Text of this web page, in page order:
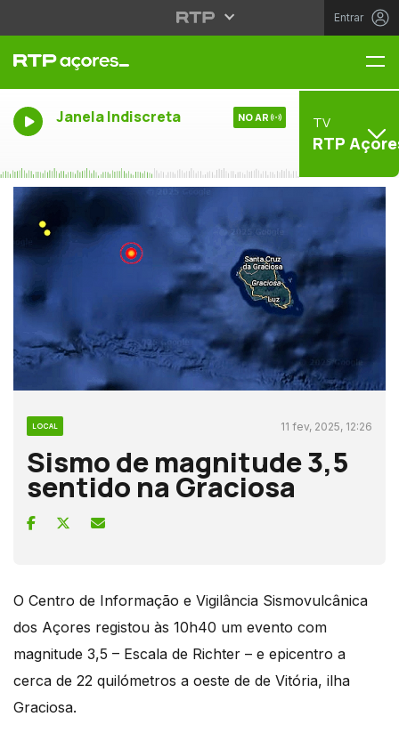
Entrar
Janela Indiscreta NO AR TV
RTP
LOCAL 11 fev, 2025, 12:26
Sismo de magnitude 3,5
sentido na Graciosa
O Centro de Informação e Vigilância Sismovulcânica
dos Açores registou às 10h40 um evento com
magnitude 3,5 – Escala de Richter – e epicentro a
cerca de 22 quilómetros a oeste de de Vitória, ilha
Graciosa.